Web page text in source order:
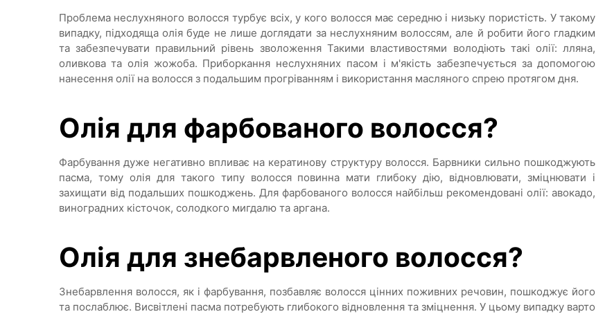
Проблема неслухняного волосся турбує всіх, у кого волосся має середню і низьку пористість. У такому
випадку, підходяща олія буде не лише доглядати за неслухняним волоссям, але й робити його гладким
та забезпечувати правильний рівень зволоження Такими властивостями володіють такі олії: лляна,
оливкова та олія жожоба. Приборкання неслухняних пасом і м'якість забезпечується за допомогою
нанесення олії на волосся з подальшим прогріванням і використання масляного спрею протягом дня.
Олія для фарбованого волосся?
Фарбування дуже негативно впливає на кератинову структуру волосся. Барвники сильно пошкоджують
пасма, тому олія для такого типу волосся повинна мати глибоку дію, відновлювати, зміцнювати і
захищати від подальших пошкоджень. Для фарбованого волосся найбільш рекомендовані олії: авокадо,
виноградних кісточок, солодкого мигдалю та аргана.
Олія для знебарвленого волосся?
Знебарвлення волосся, як і фарбування, позбавляє волосся цінних поживних речовин, пошкоджує його
та послаблює. Висвітлені пасма потребують глибокого відновлення та зміцнення. У цьому випадку варто